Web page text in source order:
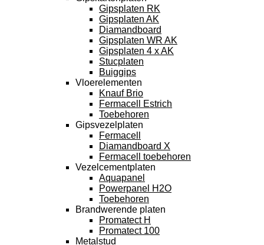
Gipsplaten RK
Gipsplaten AK
Diamandboard
Gipsplaten WR AK
Gipsplaten 4 x AK
Stucplaten
Buiggips
Vloerelementen
Knauf Brio
Fermacell Estrich
Toebehoren
Gipsvezelplaten
Fermacell
Diamandboard X
Fermacell toebehoren
Vezelcementplaten
Aquapanel
Powerpanel H2O
Toebehoren
Brandwerende platen
Promatect H
Promatect 100
Metalstud